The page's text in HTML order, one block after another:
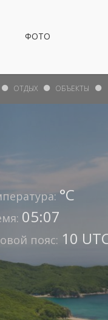
ФОТО
°С
05:07
пояс: 10
ОТДЫХ ОБЪЕКТЫ